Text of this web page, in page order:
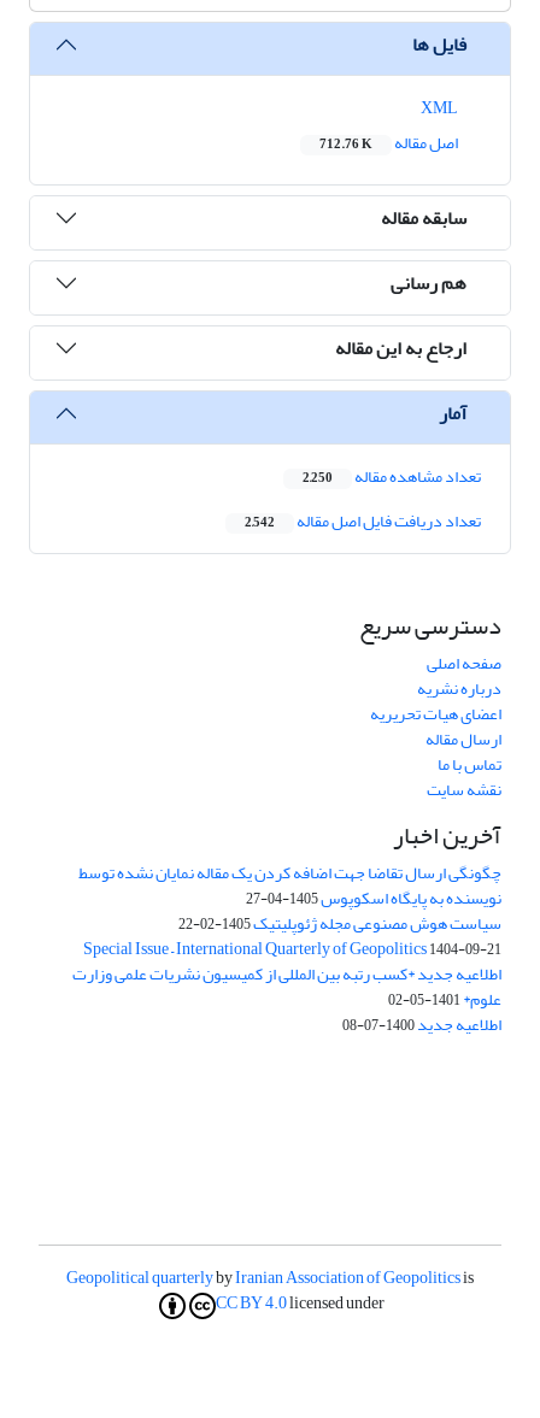
فایل ها
اصل مقاله
712.76 K
سابقه مقاله
هم رسانی
ارجاع به این مقاله
آمار
تعداد مشاهده مقاله 2,250
تعداد دریافت فایل اصل مقاله 2,542
دسترسی سریع
صفحه اصلی
درباره نشریه
اعضای هیات تحریریه
ارسال مقاله
تماس با ما
نقشه سایت
آخرین اخبار
چگونگی ارسال تقاضا جهت اضافه کردن یک مقاله نمایان نشده توسط
نویسنده به پایگاه اسکوپوس1405-04-27
سیاست هوش مصنوعی مجله ژئوپلیتیک1405-02-22
Special Issue – International Quarterly of Geopolitics1404-09-21
اطلاعیه جدید *کسب رتبه بین المللی از کمیسیون نشریات علمی وزارت
علوم*1401-05-02
اطلاعیه جدید1400-07-08
Geopolitical quarterlybyIranian Association of Geopoliticsis
licensed under
CC BY 4.0